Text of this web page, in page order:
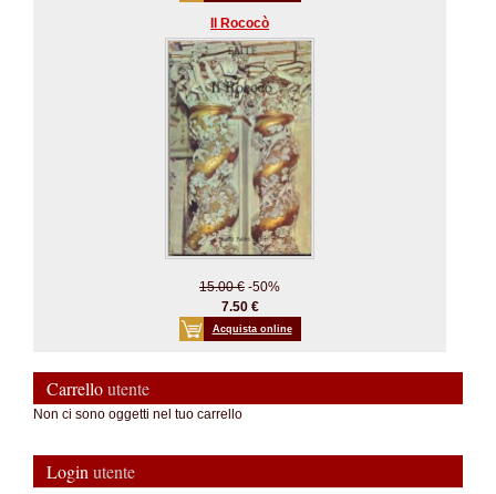
Il Rococò
15.00 € -50%
7.50 €
Acquista online
Carrelloutente
Non ci sono oggetti nel tuo carrello
Login utente